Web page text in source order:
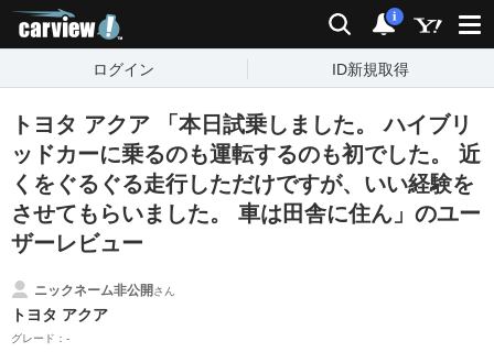
検索 通知
i
ログイン ID新規取得
トヨタ アクア 「本日試乗しました。 ハイブリ
ッドカーに乗るのも運転するのも初でした。 近
くをぐるぐる走行しただけですが、いい経験を
させてもらいました。 車は田舎に住ん」のユー
ザーレビュー
ニックネーム非公開さん
トヨタ アクア
グレード：-